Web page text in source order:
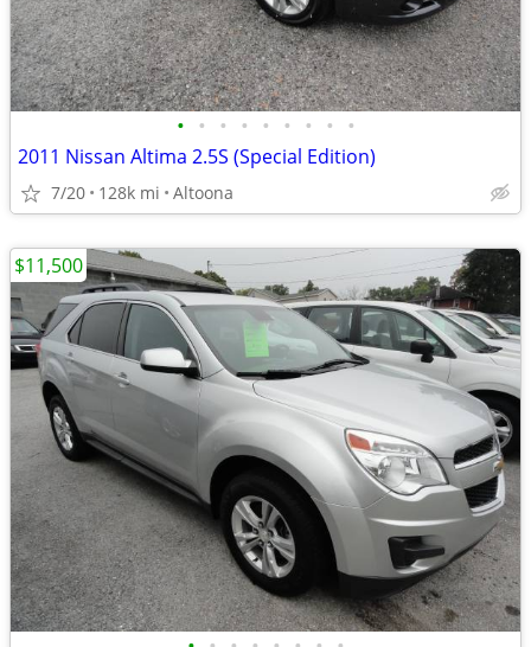
• • • • • • • • •
2011 Nissan Altima 2.5S (Special Edition)
7/20 128k mi Altoona
$11,500